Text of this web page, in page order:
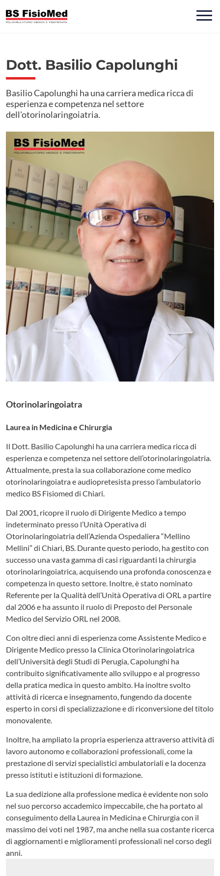
Dott. Basilio Capolunghi
Basilio Capolunghi ha una carriera medica ricca di
esperienza e competenza nel settore
dell'otorinolaringoiatria.
Otorinolaringoiatra
Laurea in Medicina e Chirurgia
Il Dott. Basilio Capolunghi ha una carriera medica ricca di
esperienza e competenza nel settore dell’otorinolaringoiatria.
Attualmente, presta la sua collaborazione come medico
otorinolaringoiatra e audiopretesista presso l’ambulatorio
medico BS Fisiomed di Chiari.
Dal 2001, ricopre il ruolo di Dirigente Medico a tempo
indeterminato presso l’Unità Operativa di
Otorinolaringoiatria dell’Azienda Ospedaliera “Mellino
Mellini” di Chiari, BS. Durante questo periodo, ha gestito con
successo una vasta gamma di casi riguardanti la chirurgia
otorinolaringoiatrica, acquisendo una profonda conoscenza e
competenza in questo settore. Inoltre, è stato nominato
Referente per la Qualità dell’Unità Operativa di ORL a partire
dal 2006 e ha assunto il ruolo di Preposto del Personale
Medico del Servizio ORL nel 2008.
Con oltre dieci anni di esperienza come Assistente Medico e
Dirigente Medico presso la Clinica Otorinolaringoiatrica
dell’Università degli Studi di Perugia, Capolunghi ha
contribuito significativamente allo sviluppo e al progresso
della pratica medica in questo ambito. Ha inoltre svolto
attività di ricerca e insegnamento, fungendo da docente
esperto in corsi di specializzazione e di riconversione del titolo
monovalente.
Inoltre, ha ampliato la propria esperienza attraverso attività di
lavoro autonomo e collaborazioni professionali, come la
prestazione di servizi specialistici ambulatoriali e la docenza
presso istituti e istituzioni di formazione.
La sua dedizione alla professione medica è evidente non solo
nel suo percorso accademico impeccabile, che ha portato al
conseguimento della Laurea in Medicina e Chirurgia con il
massimo dei voti nel 1987, ma anche nella sua costante ricerca
di aggiornamenti e miglioramenti professionali nel corso degli
anni.